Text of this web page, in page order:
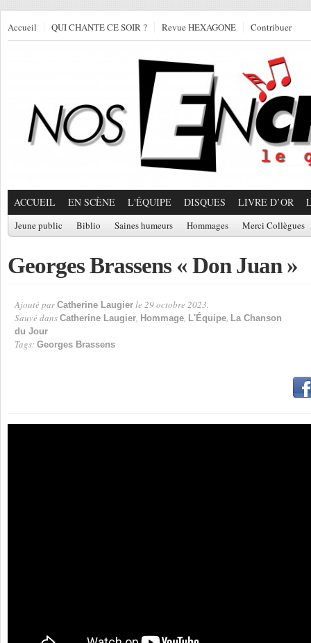
Accueil QUI CHANTE CE SOIR ? Revue HEXAGONE Contribuer
ACCUEIL EN SCÈNE L'ÉQUIPE DISQUES LIVRE D’OR
Jeune public Biblio Saines humeurs Hommages Merci Collègues
Georges Brassens « Don Juan »
Ajouté par Catherine Laugier le 29 octobre 2023.
Sauvé dans Catherine Laugier, Hommage, L'Équipe, La Chanson
du Jour
Tags: Georges Brassens